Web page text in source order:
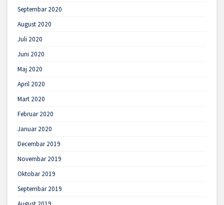
Septembar 2020
August 2020
Juli 2020
Juni 2020
Maj 2020
April 2020
Mart 2020
Februar 2020
Januar 2020
Decembar 2019
Novembar 2019
Oktobar 2019
Septembar 2019